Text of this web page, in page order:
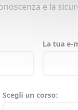
e la
La tua e-
Scegli un corso: